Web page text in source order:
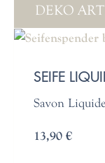
DEKO
SEIFE
Savon
13,90 €